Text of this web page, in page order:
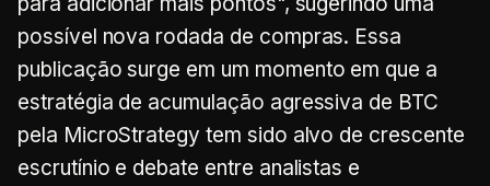
possível nova rodada de compras. Essa
publicação surge em um momento em que a
estratégia de acumulação agressiva de BTC
pela MicroStrategy tem sido alvo de crescente
escrutínio e debate entre analistas e